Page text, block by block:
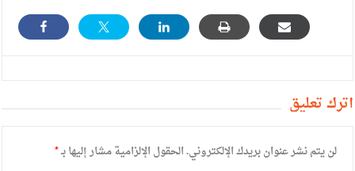
الملك يلتقي مجموعة من رفاق السلاح
أترك تعليق
لن يتم نشر عنوان بريدك الإلكتروني.الحقول الإلزامية مشار إليها بـ*